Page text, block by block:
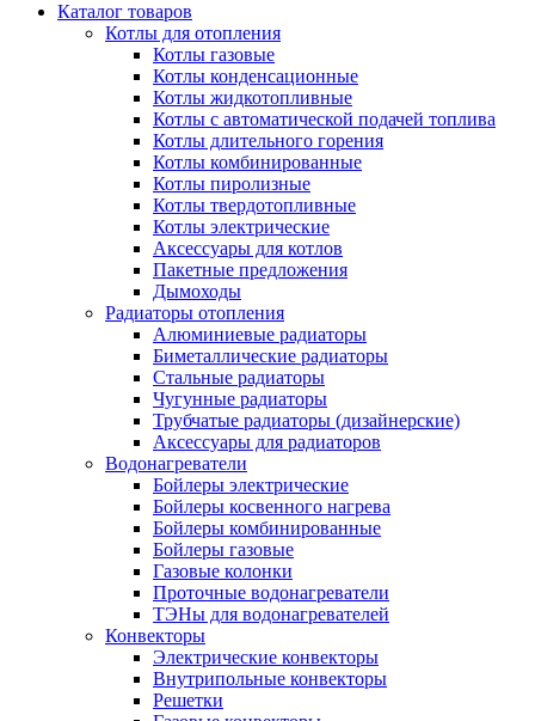
Каталог товаров
Котлы для отопления
Котлы газовые
Котлы конденсационные
Котлы жидкотопливные
Котлы с автоматической подачей топлива
Котлы длительного горения
Котлы комбинированные
Котлы пиролизные
Котлы твердотопливные
Котлы электрические
Аксессуары для котлов
Пакетные предложения
Дымоходы
Радиаторы отопления
Алюминиевые радиаторы
Биметаллические радиаторы
Стальные радиаторы
Чугунные радиаторы
Трубчатые радиаторы (дизайнерские)
Аксессуары для радиаторов
Водонагреватели
Бойлеры электрические
Бойлеры косвенного нагрева
Бойлеры комбинированные
Бойлеры газовые
Газовые колонки
Проточные водонагреватели
ТЭНы для водонагревателей
Конвекторы
Электрические конвекторы
Внутрипольные конвекторы
Решетки